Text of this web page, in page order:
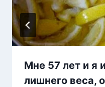
Мне 57 лет и я
лишнего веса,